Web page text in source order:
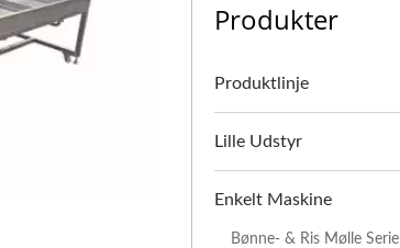
Produkter
Produktlinje
Lille Udstyr
Enkelt Maskine
Bønne- & Ris Mølle Serie